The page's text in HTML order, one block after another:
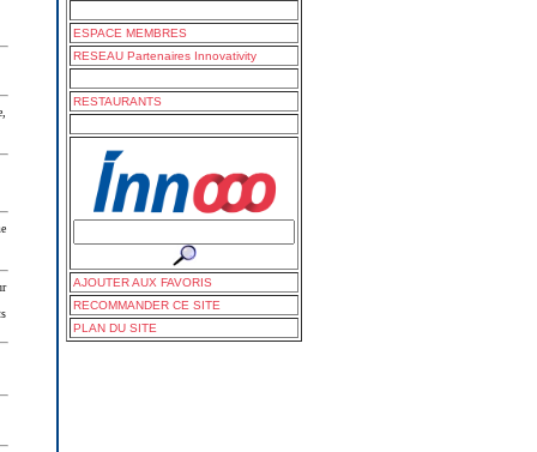
ESPACE MEMBRES
RESEAU Partenaires Innovativity
RESTAURANTS
AJOUTER AUX FAVORIS
RECOMMANDER CE SITE
PLAN DU SITE